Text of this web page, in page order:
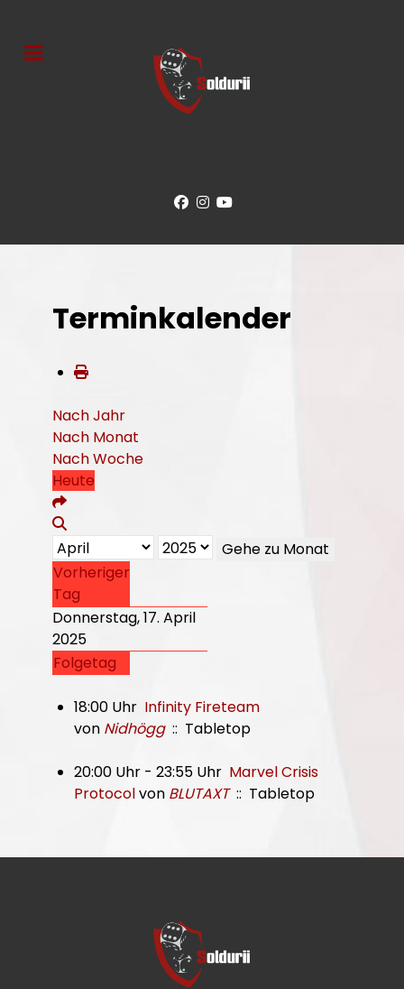
Terminkalender
Nach Jahr
Nach Monat
Nach Woche
Heute
Gehe zu Monat
Vorheriger
Tag
Donnerstag, 17. April
2025
Folgetag
18:00 Uhr Infinity Fireteam
von Nidhögg:: Tabletop
20:00 Uhr - 23:55 Uhr Marvel Crisis
Protocolvon BLUTAXT:: Tabletop